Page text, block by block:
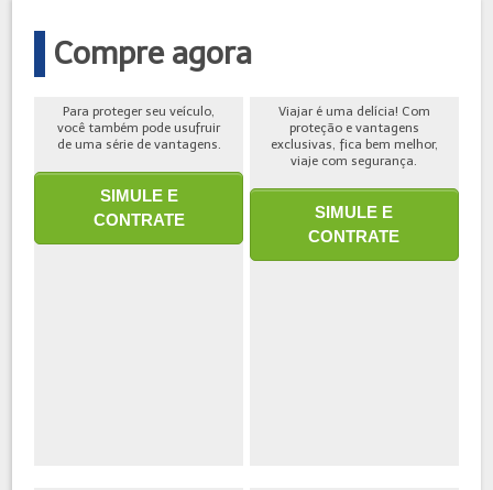
Compre agora
Para proteger seu veículo,
você também pode usufruir
de uma série de vantagens.
SIMULE E
CONTRATE
Viajar é uma delícia! Com
proteção e vantagens
exclusivas, fica bem melhor,
viaje com segurança.
SIMULE E
CONTRATE